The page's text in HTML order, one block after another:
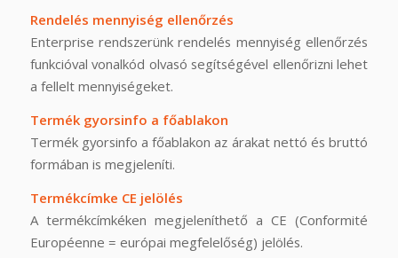
Rendelés mennyiség ellenőrzés
Enterprise rendszerünk rendelés mennyiség ellenőrzés
funkcióval vonalkód olvasó segítségével ellenőrizni lehet
a fellelt mennyiségeket.
Termék gyorsinfo a főablakon
Termék gyorsinfo a főablakon az árakat nettó és bruttó
formában is megjeleníti.
Termékcímke CE jelölés
A termékcímkéken megjeleníthető a CE (Conformité
Européenne = európai megfelelőség) jelölés.